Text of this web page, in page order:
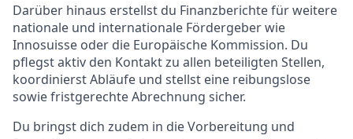
Darüber hinaus erstellst du Finanzberichte für weitere
nationale und internationale Fördergeber wie
Innosuisse oder die Europäische Kommission. Du
pflegst aktiv den Kontakt zu allen beteiligten Stellen,
koordinierst Abläufe und stellst eine reibungslose
sowie fristgerechte Abrechnung sicher.
Du bringst dich zudem in die Vorbereitung und